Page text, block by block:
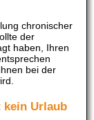
chronischer
der
haben, Ihren
bei der
kein Urlaub